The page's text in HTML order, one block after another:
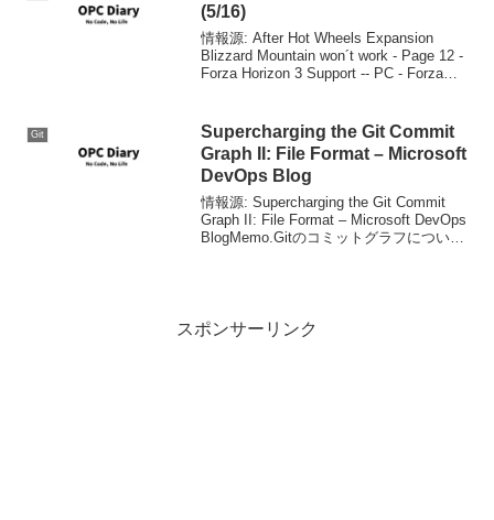
(5/16)
情報源: After Hot Wheels Expansion
Blizzard Mountain won´t work - Page 12 -
Forza Horizon 3 Support -- PC - Forza
Git
Supercharging the Git Commit
Graph II: File Format – Microsoft
DevOps Blog
情報源: Supercharging the Git Commit
Graph II: File Format – Microsoft DevOps
BlogMemo.Gitのコミットグラフについて
スポンサーリンク